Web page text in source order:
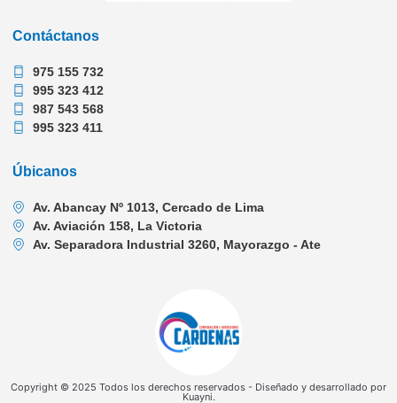
Contáctanos
975 155 732
995 323 412
987 543 568
995 323 411
Úbicanos
Av. Abancay Nº 1013, Cercado de Lima
Av. Aviación 158, La Victoria
Av. Separadora Industrial 3260, Mayorazgo - Ate
Copyright © 2025 Todos los derechos reservados - Diseñado y desarrollado por
Kuayni.